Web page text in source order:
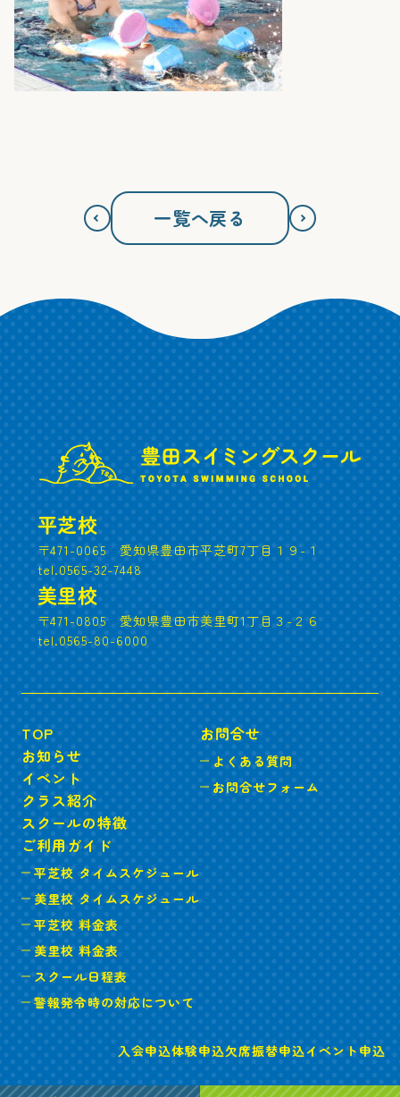
一覧へ戻る
平芝校
〒471-0065 愛知県豊田市平芝町7丁目１９-１
tel.0565-32-7448
美里校
〒471-0805 愛知県豊田市美里町1丁目３-２６
tel.0565-80-6000
TOP
お知らせ
イベント
クラス紹介
スクールの特徴
ご利用ガイド
平芝校 タイムスケジュール
美里校 タイムスケジュール
平芝校 料金表
美里校 料金表
スクール日程表
警報発令時の対応について
お問合せ
よくある質問
お問合せフォーム
入会申込体験申込欠席振替申込イベント申込